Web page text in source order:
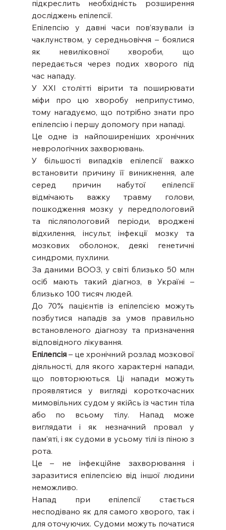
підкреслить необхідність розширення
досліджень епілепсії.
Епілепсію у давні часи пов’язували із
чаклунством, у середньовіччя – боялися
як невиліковної хвороби, що
передається через подих хворого під
час нападу.
У ХХІ столітті вірити та поширювати
міфи про цю хворобу неприпустимо,
тому нагадуємо, що потрібно знати про
епілепсію і першу допомогу при нападі.
Це одне із найпоширеніших хронічних
неврологічних захворювань.
У більшості випадків епілепсії важко
встановити причину її виникнення, але
серед причин набутої епілепсії
відмічають важку травму голови,
пошкодження мозку у передпологовий
та післяпологовий періоди, вроджені
відхилення, інсульт, інфекції мозку та
мозкових оболонок, деякі генетичні
синдроми, пухлини.
За даними ВООЗ, у світі близько 50 млн
осіб мають такий діагноз, в Україні –
близько 100 тисяч людей.
До 70% пацієнтів із епілепсією можуть
позбутися нападів за умов правильно
встановленого діагнозу та призначення
відповідного лікування.
Епілепсія – це хронічний розлад мозкової
діяльності, для якого характерні напади,
що повторюються. Ці напади можуть
проявлятися у вигляді короткочасних
мимовільних судом у якійсь із частин тіла
або по всьому тілу. Напад може
виглядати і як незначний провал у
пам’яті, і як судоми в усьому тілі із піною з
рота.
Це – не інфекційне захворювання і
заразитися епілепсією від іншої людини
неможливо.
Напад при епілепсії стається
несподівано як для самого хворого, так і
для оточуючих. Судоми можуть початися